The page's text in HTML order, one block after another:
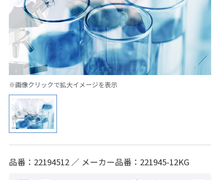
※画像クリックで拡大イメージを表示
品番：22194512 ／ メーカー品番：221945-12KG